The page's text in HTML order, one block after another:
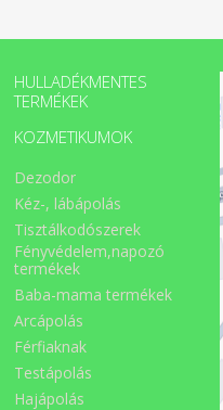
HULLADÉKMENTES
TERMÉKEK
KOZMETIKUMOK
Dezodor
Kéz-, lábápolás
Tisztálkodószerek
Fényvédelem,napozó
termékek
Baba-mama termékek
Arcápolás
Férfiaknak
Testápolás
Hajápolás